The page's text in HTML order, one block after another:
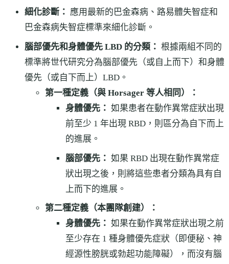
細化診斷： 應用最新的巴金森病、路易體失智症和
巴金森病失智症標準來細化診斷。
腦部優先和身體優先 LBD 的分類： 根據兩組不同的
標準將世代研究分為腦部優先（或自上而下）和身體
優先（或自下而上）LBD。
第一種定義（與 Horsager 等人相同）：
身體優先： 如果患者在動作異常症狀出現
前至少 1 年出現 RBD，則區分為自下而上
的進展。
腦部優先： 如果 RBD 出現在動作異常症
狀出現之後，則將這些患者分類為具有自
上而下的進展。
第二種定義（本團隊創建）：
身體優先： 如果在動作異常症狀出現之前
至少存在 1 種身體優先症狀（即便秘、神
經源性膀胱或勃起功能障礙），而沒有腦